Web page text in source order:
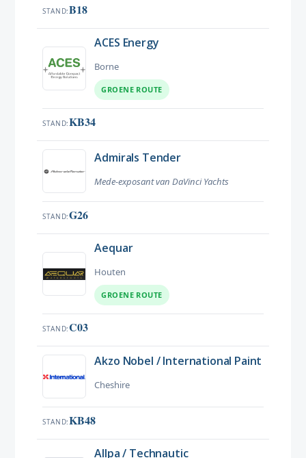
STAND B18
ACES Energy
Borne
GROENE ROUTE
STAND KB34
Admirals Tender
Mede-exposant van DaVinci Yachts
STAND G26
Aequar
Houten
GROENE ROUTE
STAND C03
Akzo Nobel / International Paint
Cheshire
STAND KB48
Allpa / Technautic